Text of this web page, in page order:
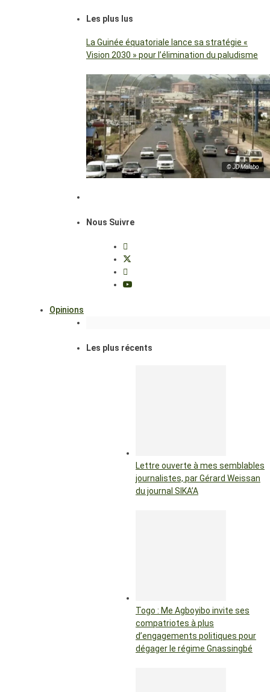
Les plus lus
La Guinée équatoriale lance sa stratégie «
Vision 2030 » pour l’élimination du paludisme
© JD Malabo
Nous Suivre
Opinions
Les plus récents
Lettre ouverte à mes semblables
journalistes, par Gérard Weissan
du journal SIKA’A
Togo : Me Agboyibo invite ses
compatriotes à plus
d’engagements politiques pour
dégager le régime Gnassingbé